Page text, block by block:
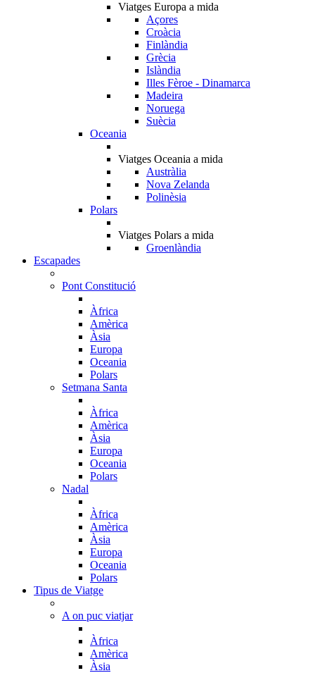
Viatges Europa a mida
Açores
Croàcia
Finlàndia
Grècia
Islàndia
Illes Fèroe - Dinamarca
Madeira
Noruega
Suècia
Oceania
Viatges Oceania a mida
Austràlia
Nova Zelanda
Polinèsia
Polars
Viatges Polars a mida
Groenlàndia
Escapades
Pont Constitució
Àfrica
Amèrica
Àsia
Europa
Oceania
Polars
Setmana Santa
Àfrica
Amèrica
Àsia
Europa
Oceania
Polars
Nadal
Àfrica
Amèrica
Àsia
Europa
Oceania
Polars
Tipus de Viatge
A on puc viatjar
Àfrica
Amèrica
Àsia